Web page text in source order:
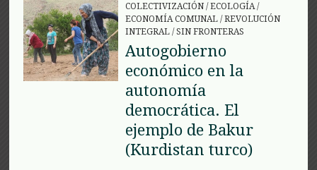
COLECTIVIZACIÓN/ECOLOGÍA/
ECONOMÍA COMUNAL/REVOLUCIÓN
INTEGRAL/SIN FRONTERAS
Autogobierno
económico en la
autonomía
democrática. El
ejemplo de Bakur
(Kurdistan turco)